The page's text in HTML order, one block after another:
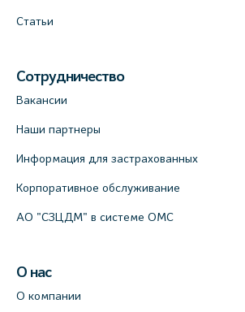
Статьи
Сотрудничество
Вакансии
Наши партнеры
Информация для застрахованных
Корпоративное обслуживание
АО "СЗЦДМ" в системе ОМС
О нас
О компании